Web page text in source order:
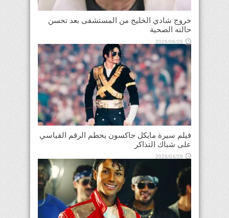
خروج شادي الخليج من المستشفى بعد تحسن
حالته الصحية
2026/06/26
فيلم سيرة مايكل جاكسون يحطم الرقم القياسي
على شباك التذاكر
2026/04/28